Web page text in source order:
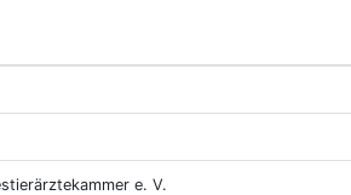
e. V.